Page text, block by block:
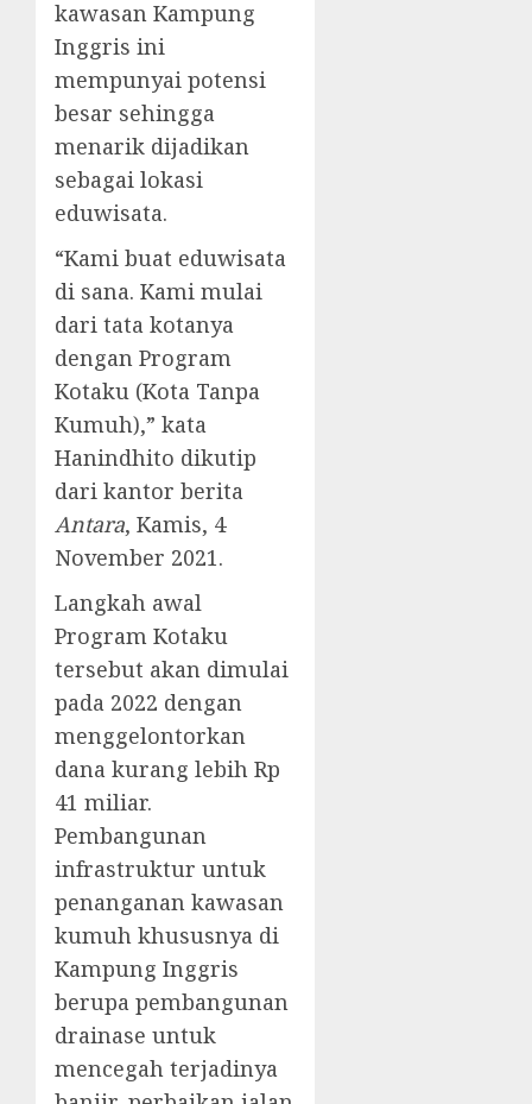
kawasan Kampung
Inggris ini
mempunyai potensi
besar sehingga
menarik dijadikan
sebagai lokasi
eduwisata.
“Kami buat eduwisata
di sana. Kami mulai
dari tata kotanya
dengan Program
Kotaku (Kota Tanpa
Kumuh),” kata
Hanindhito dikutip
dari kantor berita
Antara, Kamis, 4
November 2021.
Langkah awal
Program Kotaku
tersebut akan dimulai
pada 2022 dengan
menggelontorkan
dana kurang lebih Rp
41 miliar.
Pembangunan
infrastruktur untuk
penanganan kawasan
kumuh khususnya di
Kampung Inggris
berupa pembangunan
drainase untuk
mencegah terjadinya